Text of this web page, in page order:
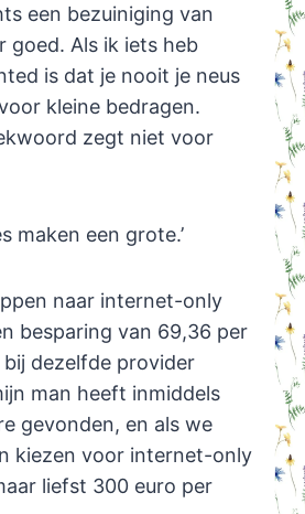
een bezuiniging van
goed. Als ik iets heb
is dat je nooit je neus
kleine bedragen.
zegt niet voor
maken een grote.’
naar internet-only
besparing van 69,36 per
bij dezelfde provider
man heeft inmiddels
gevonden, en als we
kiezen voor internet-only
liefst 300 euro per